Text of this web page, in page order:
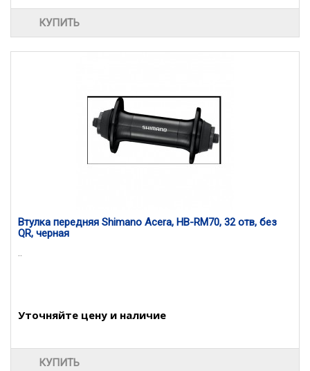
КУПИТЬ
Втулка передняя Shimano Acera, HB-RM70, 32 отв, без
QR, черная
..
Уточняйте цену и наличие
КУПИТЬ